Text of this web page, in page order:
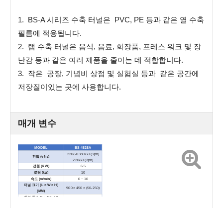
1. BS-A 시리즈 수축 터널은 PVC, PE 등과 같은 열 수축
필름에 적용됩니다.
2. 랩 수축 터널은 음식, 음료, 화장품, 프레스 워크 및 장
난감 등과 같은 여러 제품을 줄이는 데 적합합니다.
3. 작은 공장, 기념비 상점 및 실험실 등과 같은 공간에
저장질이있는 곳에 사용합니다.
매개 변수
MODEL BS-4525A
전압 (v/hz)
220/50 380/50 (3ph)
220/60 (3ph)
전원 (KW) 6.5
로딩 (kg) 10
속도 (m/min)
0 ~ 10
터널 크기 (L × W × H)
(MM)
900 × 450 × (50-250)
외부 치수 (L × W × H)